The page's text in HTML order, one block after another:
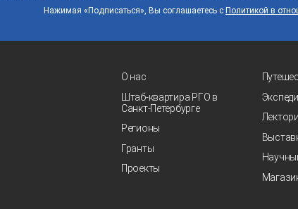
Нажимая «Подписаться», Вы соглашаетесь с Политикой в
О нас
Штаб-квартира РГО в
Санкт‑Петербурге
Регионы
Гранты
Проекты